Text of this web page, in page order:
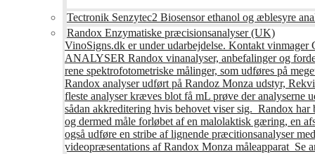
Tectronik Senzytec2 Biosensor ethanol og æblesyre
Randox Enzymatiske præcisionsanalyser (UK)
VinoSigns.dk er under udarbejdelse. Kontakt
ANALYSER Randox vinanalyser, anbefalinger og
rene spektrofotometriske målinger, som udføres på
Randox analyser udført på Randoz Monza udstyr,
fleste analyser kræves blot få mL prøve der analyserne
sådan akkreditering hvis behovet viser sig. Randox
og dermed måle forløbet af en malolaktisk gæring, en
også udføre en stribe af lignende præcitionsanalyser
videopræsentations af Randox Monza måleapparat